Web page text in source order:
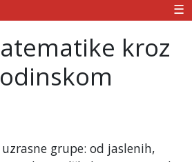
☰
kroz
grupe: od jaslenih,